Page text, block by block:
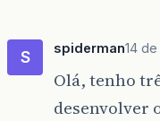
S spiderman14
Olá, tenho
desenvolver